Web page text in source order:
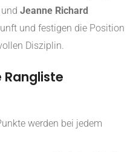
und Jeanne Richard
und festigen die Position
Disziplin.
werden bei jedem